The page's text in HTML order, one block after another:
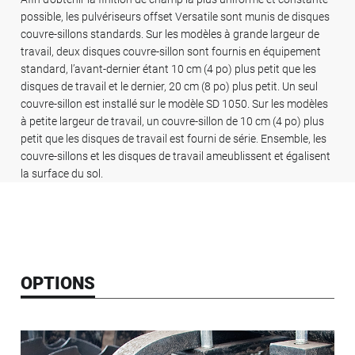
possible, les pulvériseurs offset Versatile sont munis de disques
couvre-sillons standards. Sur les modèles à grande largeur de
travail, deux disques couvre-sillon sont fournis en équipement
standard, l’avant-dernier étant 10 cm (4 po) plus petit que les
disques de travail et le dernier, 20 cm (8 po) plus petit. Un seul
couvre-sillon est installé sur le modèle SD 1050. Sur les modèles
à petite largeur de travail, un couvre-sillon de 10 cm (4 po) plus
petit que les disques de travail est fourni de série. Ensemble, les
couvre-sillons et les disques de travail ameublissent et égalisent
la surface du sol.
OPTIONS